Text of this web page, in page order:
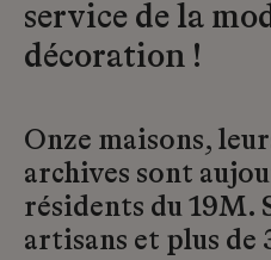
service de la
décoration !
Onze maisons,
archives sont
résidents du 19M.
artisans et plus de